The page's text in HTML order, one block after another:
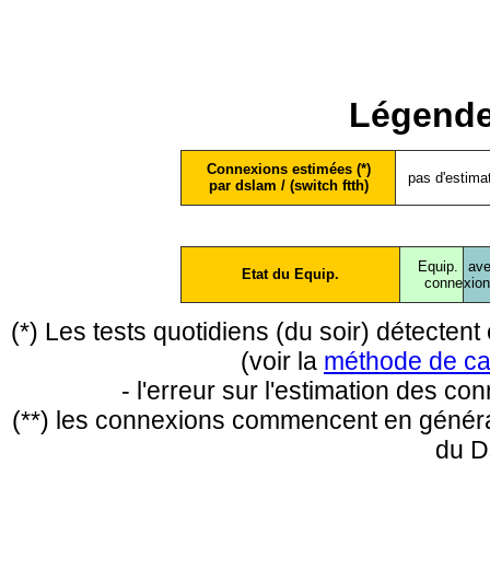
Connexions estimées (*)
par dslam / (switch ftth)
pas
Etat du Equip.
Equip.
conne
(*) Les tests quotidiens (du soir)
(voir la méthode de
- l'erreur sur l'estimation des
(**) les connexions commencent en
du